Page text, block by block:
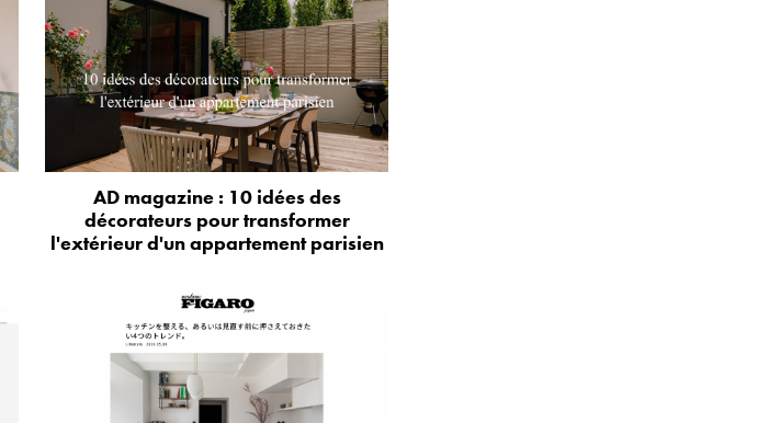
AD magazine : 10 idées des
décorateurs pour transformer
l'extérieur d'un appartement parisien